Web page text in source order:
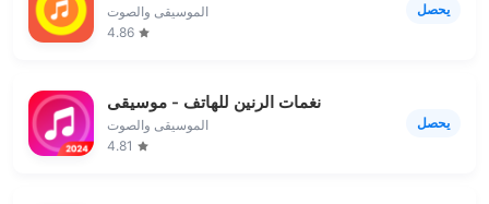
الموسيقى والصوت
4.86
يحصل
نغمات الرنين للهاتف - موسيقى
الموسيقى والصوت
4.81
يحصل